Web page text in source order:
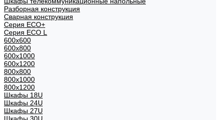
Разборная конструкция
Сварная конструкция
Серия ECO+
Серия ECO L
600x600
600x800
600х1000
600х1200
800x800
800х1000
800х1200
Шкафы 18U
Шкафы 24U
Шкафы 27U